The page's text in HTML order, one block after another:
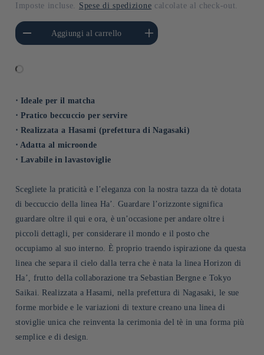
listino
Imposte incluse. Spese di spedizione calcolate al check-out.
quantità per Default
Title
Aggiungi al carrello
Aumenta quantità per Default
Title
⋅ Ideale per il matcha
⋅ Pratico beccuccio per servire
⋅ Realizzata a Hasami (prefettura di Nagasaki)
⋅ Adatta al microonde
⋅ Lavabile in lavastoviglie
Scegliete la praticità e l’eleganza con la nostra tazza da tè dotata
di beccuccio della linea Ha’. Guardare l’orizzonte significa
guardare oltre il qui e ora, è un’occasione per andare oltre i
piccoli dettagli, per considerare il mondo e il posto che
occupiamo al suo interno. È proprio traendo ispirazione da questa
linea che separa il cielo dalla terra che è nata la linea Horizon di
Ha’, frutto della collaborazione tra Sebastian Bergne e Tokyo
Saikai. Realizzata a Hasami, nella prefettura di Nagasaki, le sue
forme morbide e le variazioni di texture creano una linea di
stoviglie unica che reinventa la cerimonia del tè in una forma più
semplice e di design.